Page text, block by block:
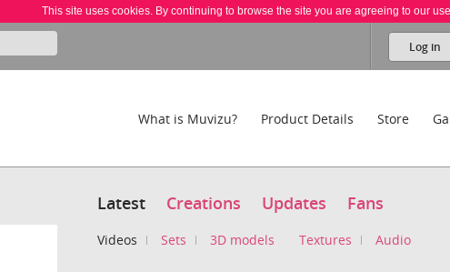
This site uses cookies. By continuing to browse the site you are agreeing to our
Log in
What is Muvizu? Product Details Store
Latest Creations Updates Fans
Videos Sets 3D models Textures Audio